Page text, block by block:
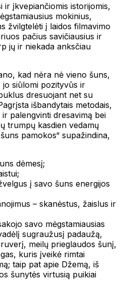
ir įkvepiančiomis istorijomis,
mokinius,
žvilgtelėti į laidos filmavimo
pačius savičiausius ir
jų ir niekada anksčiau
kad nėra nė vieno šuns,
siūlomi pozityvūs ir
dresuojant net su
išbandytais metodais,
palengvinti dresavimą bei
trumpų kasdien vedamų
pamokos“ supažindina,
dėmesį;
į savo šuns energijos
– skanėstus, žaislus ir
savo mėgstamiausias
sugraužusį padaužą,
meilų prieglaudos šunį,
kuris įveikė rimtai
taip pat apie Džemą, iš
šunytės virtusią puikiai